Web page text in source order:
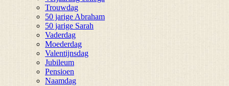
Trouwdag
50 jarige Abraham
50 jarige Sarah
Vaderdag
Moederdag
Valentijnsdag
Jubileum
Pensioen
Naamdag